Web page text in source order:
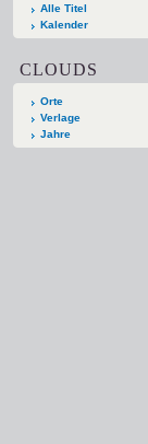
Alle Titel
Kalender
CLOUDS
Orte
Verlage
Jahre